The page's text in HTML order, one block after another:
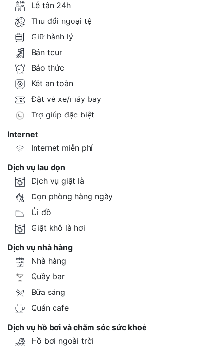
Lễ tân 24h
Thu đổi ngoại tệ
Giữ hành lý
Bán tour
Báo thức
Két an toàn
Đặt vé xe/máy bay
Trợ giúp đặc biệt
Internet
Internet miễn phí
Dịch vụ lau dọn
Dịch vụ giặt là
Dọn phòng hàng ngày
Ủi đồ
Giặt khô là hơi
Dịch vụ nhà hàng
Nhà hàng
Quầy bar
Bữa sáng
Quán cafe
Dịch vụ hồ bơi và chăm sóc sức khoẻ
Hồ bơi ngoài trời